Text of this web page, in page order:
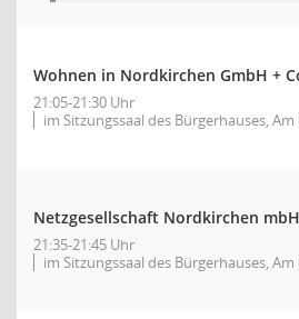
Wohnen in Nordkirchen GmbH +
21:05-21:30 Uhr
im Sitzungssaal des Bürgerhauses,
Netzgesellschaft Nordkirchen mbH
21:35-21:45 Uhr
im Sitzungssaal des Bürgerhauses,